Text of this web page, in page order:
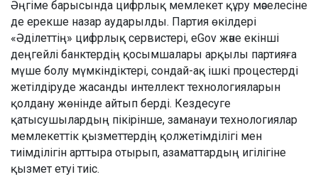
Әңгіме барысында цифрлық мемлекет құру мәселесіне
де ерекше назар аударылды. Партия өкілдері
«Әділеттің» цифрлық сервистері, eGov және екінші
деңгейлі банктердің қосымшалары арқылы партияға
мүше болу мүмкіндіктері, сондай-ақ ішкі процестерді
жетілдіруде жасанды интеллект технологияларын
қолдану жөнінде айтып берді. Кездесуге
қатысушылардың пікірінше, заманауи технологиялар
мемлекеттік қызметтердің қолжетімділігі мен
тиімділігін арттыра отырып, азаматтардың игілігіне
қызмет етуі тиіс.